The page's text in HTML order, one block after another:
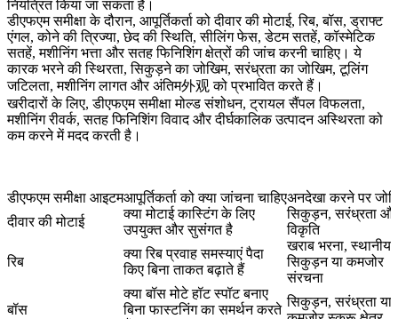
नियंत्रित किया जा सकता है।
डीएफएम समीक्षा के दौरान, आपूर्तिकर्ता को दीवार की मोटाई, रिब, बॉस, ड्राफ्ट
एंगल, कोने की त्रिज्या, छेद की स्थिति, सीलिंग फेस, डेटम सतहें, कॉस्मेटिक
सतहें, मशीनिंग भत्ता और सतह फिनिशिंग क्षेत्रों की जांच करनी चाहिए। ये
कारक भरने की स्थिरता, सिकुड़ने का जोखिम, सरंध्रता का जोखिम, टूलिंग
जटिलता, मशीनिंग लागत और अंतिम外观 को प्रभावित करते हैं।
खरीदारों के लिए, डीएफएम समीक्षा मोल्ड संशोधन, ट्रायल सैंपल विफलता,
मशीनिंग रीवर्क, सतह फिनिशिंग विवाद और दीर्घकालिक उत्पादन अस्थिरता को
कम करने में मदद करती है।
डीएफएम समीक्षा आइटमआपूर्तिकर्ता को क्या जांचना चाहिएअनदेखा करने पर
दीवार की मोटाई
क्या मोटाई कास्टिंग के लिए
उपयुक्त और सुसंगत है
सिकुड़न, सरंध्रता और
विकृति
रिब
क्या रिब प्रवाह समस्याएं पैदा
किए बिना ताकत बढ़ाते हैं
खराब भरना, स्थानीय
सिकुड़न या कमजोर
संरचना
बॉस
क्या बॉस मोटे हॉट स्पॉट बनाए
बिना फास्टनिंग का समर्थन करते
सिकुड़न, सरंध्रता या